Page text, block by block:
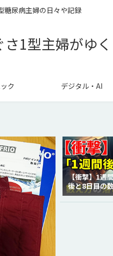
糖尿病主婦の日々や記録
さ1型主婦がゆく
ク デジタル・AI
【衝撃】1週
後と8日目の
徹底解説！